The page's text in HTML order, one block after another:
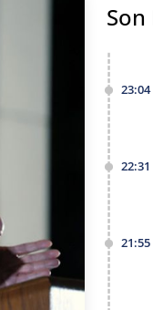
23:04
22:31
21:55